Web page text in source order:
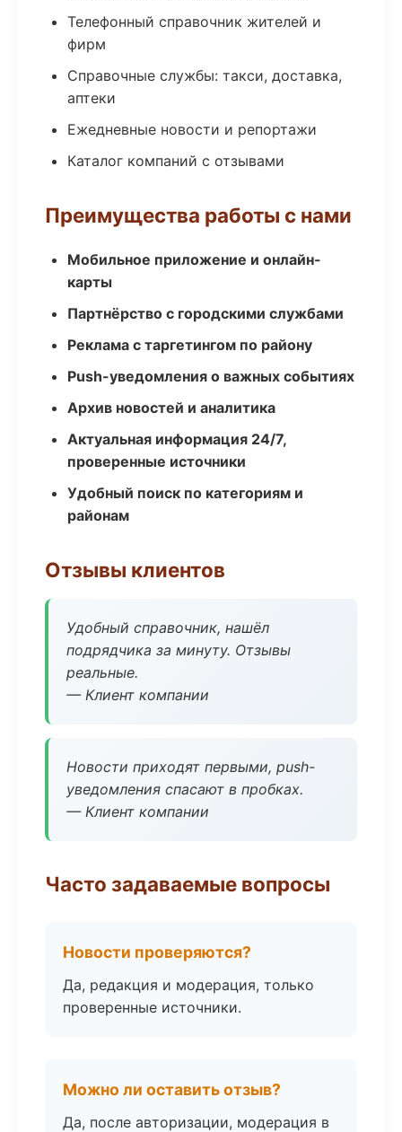
Телефонный справочник жителей и
фирм
Справочные службы: такси, доставка,
аптеки
Ежедневные новости и репортажи
Каталог компаний с отзывами
Преимущества работы с нами
Мобильное приложение и онлайн-
карты
Партнёрство с городскими службами
Реклама с таргетингом по району
Push-уведомления о важных событиях
Архив новостей и аналитика
Актуальная информация 24/7,
проверенные источники
Удобный поиск по категориям и
районам
Отзывы клиентов
Удобный справочник, нашёл
подрядчика за минуту. Отзывы
реальные.
— Клиент компании
Новости приходят первыми, push-
уведомления спасают в пробках.
— Клиент компании
Часто задаваемые вопросы
Новости проверяются?
Да, редакция и модерация, только
проверенные источники.
Можно ли оставить отзыв?
Да, после авторизации, модерация в